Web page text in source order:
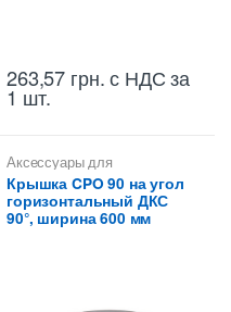
263,57 грн.с НДС за
1 шт.
Аксессуары для
металлических лотков
Крышки на повороты,
ответвители
Крышка CPO 90 на угол
горизонтальный ДКС
90°, ширина 600 мм